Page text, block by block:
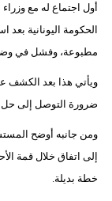
أول اجتماع له مع
الحكومة اليونانية
مطبوعة، وفشل في وضع
ويأتي هذا بعد الكشف
ضرورة التوصل إلى
ومن جانبه أوضح
إلى اتفاق خلال قمة
خطة بديلة.